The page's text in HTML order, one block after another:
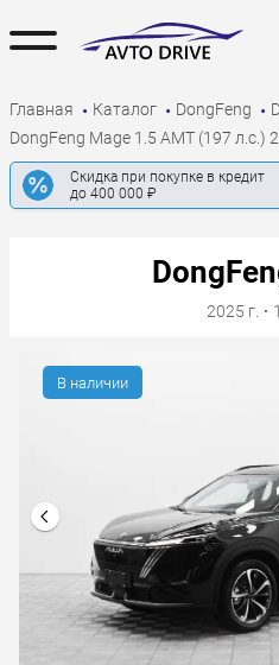
Главная Каталог DongFeng
DongFeng Mage 1.5 AMT (197 л.с.)
Скидка при покупке в кредит
до 400 000 ₽
2025 г. ·
В наличии